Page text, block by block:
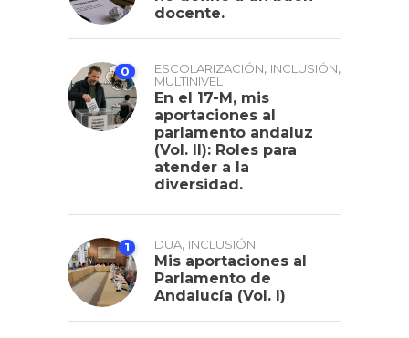
docente.
0 ESCOLARIZACIÓN, INCLUSIÓN,
MULTINIVEL
En el 17-M, mis
aportaciones al
parlamento andaluz
(Vol. II): Roles para
atender a la
diversidad.
1 DUA, INCLUSIÓN
Mis aportaciones al
Parlamento de
Andalucía (Vol. I)